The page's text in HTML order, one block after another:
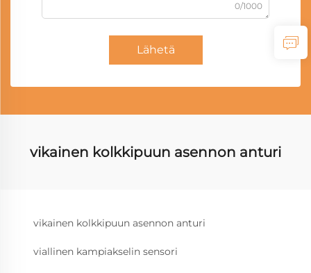
0/1000
Lähetä
vikainen kolkkipuun asennon anturi
vikainen kolkkipuun asennon anturi
viallinen kampiakselin sensori